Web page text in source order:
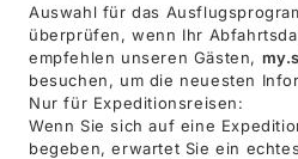
Auswahl für das
überprüfen, wenn Ihr
empfehlen unseren Gästen,
besuchen, um die neuesten
Nur für Expeditionsreisen:
Wenn Sie sich auf eine
begeben, erwartet Sie ein